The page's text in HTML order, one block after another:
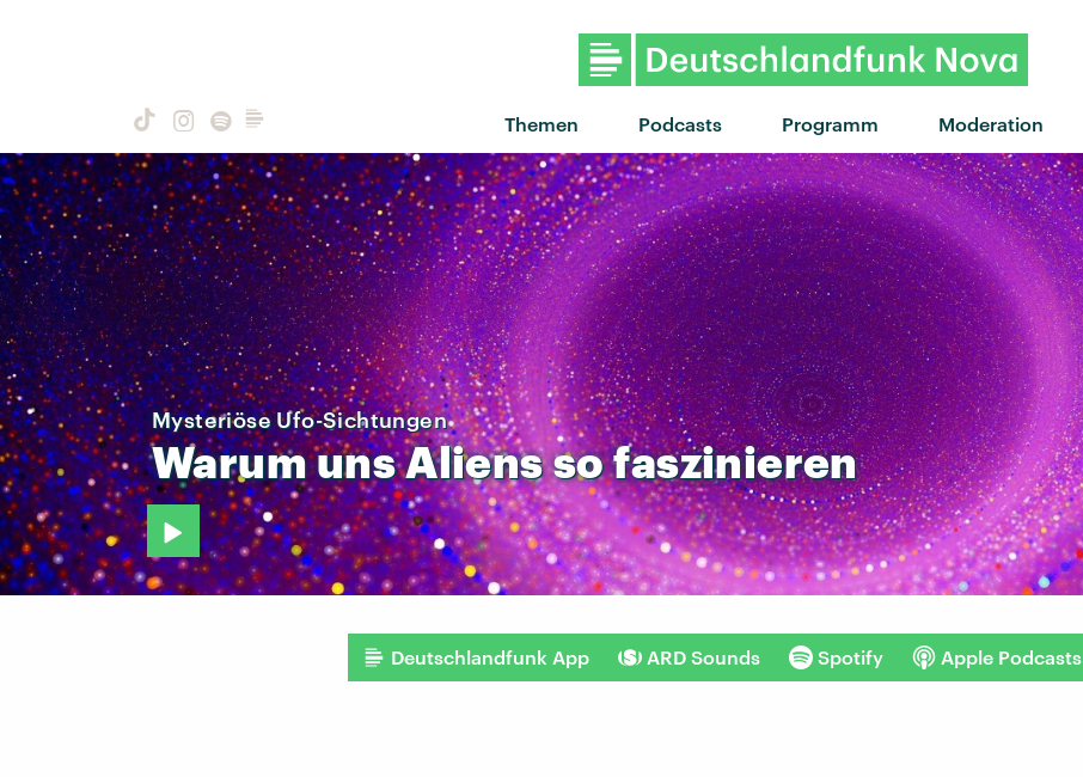
Themen Podcasts Programm Moderation
Mysteriöse Ufo-Sichtungen
WarumunsAlienssofaszinieren
Deutschlandfunk App ARD Sounds Spotify Apple Podcasts